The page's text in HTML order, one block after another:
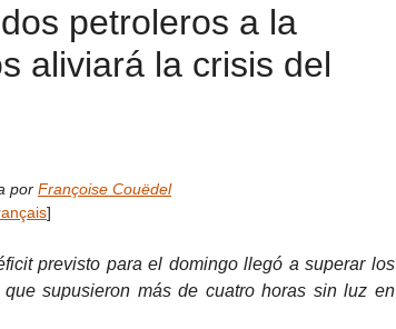
petroleros a la
aliviará la crisis del
por Françoise Couëdel
]
previsto para el domingo llegó a superar los
supusieron más de cuatro horas sin luz en